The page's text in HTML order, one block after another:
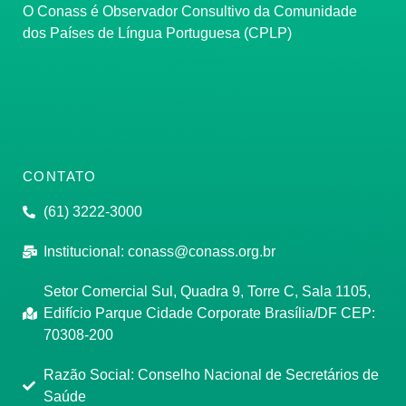
O Conass é Observador Consultivo da Comunidade
dos Países de Língua Portuguesa (CPLP)
CONTATO
(61) 3222-3000
Institucional: conass@conass.org.br
Setor Comercial Sul, Quadra 9, Torre C, Sala 1105,
Edifício Parque Cidade Corporate Brasília/DF CEP:
70308-200
Razão Social: Conselho Nacional de Secretários de
Saúde